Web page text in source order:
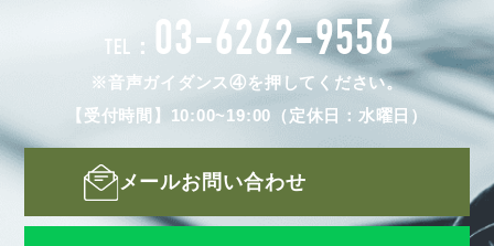
TEL： 03-6262-9556
※音声ガイダンス④を押してください。
【受付時間】10:00~19:00（定休日：水曜日）
メールお問い合わせ